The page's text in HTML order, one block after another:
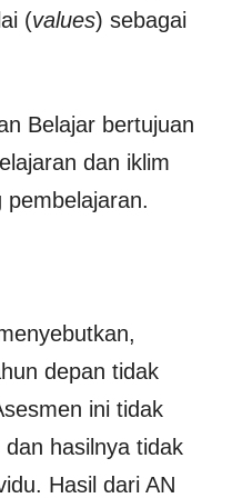
(values) sebagai
Belajar bertujuan
dan iklim
pembelajaran.
depan tidak
ini tidak
hasilnya tidak
Hasil dari AN